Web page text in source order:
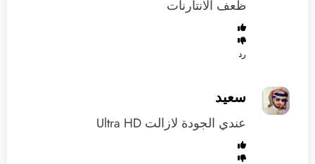
ظعف الانتارنات
رد
سعيد
عندي الجودة لازالت Ultra HD